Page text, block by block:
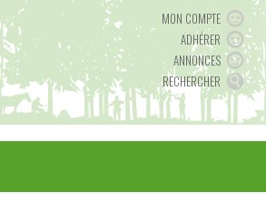
MON COMPTE
ADHÉRER
ANNONCES
RECHERCHER